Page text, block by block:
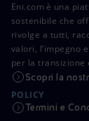
Eni.com è una
sostenibile che
rivolge a tutti,
valori, l’impegno
per la transizione
Scopri la
POLICY
Termini e